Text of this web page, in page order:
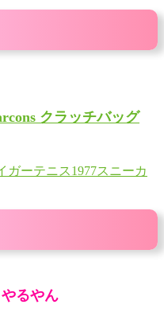
クラッチバッグ
ガーテニス1977スニーカ
るやん